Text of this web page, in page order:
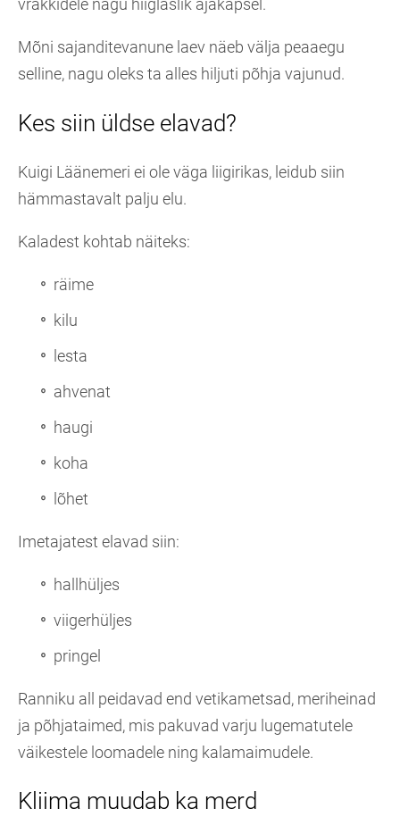
vrakkidele nagu hiiglaslik ajakapsel.
Mõni sajanditevanune laev näeb välja peaaegu
selline, nagu oleks ta alles hiljuti põhja vajunud.
Kes siin üldse elavad?
Kuigi Läänemeri ei ole väga liigirikas, leidub siin
hämmastavalt palju elu.
Kaladest kohtab näiteks:
räime
kilu
lesta
ahvenat
haugi
koha
lõhet
Imetajatest elavad siin:
hallhüljes
viigerhüljes
pringel
Ranniku all peidavad end vetikametsad, meriheinad
ja põhjataimed, mis pakuvad varju lugematutele
väikestele loomadele ning kalamaimudele.
Kliima muudab ka merd